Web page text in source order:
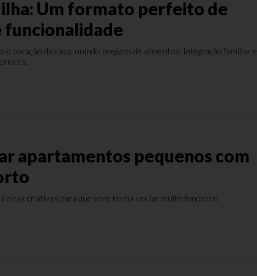
ilha: Um formato perfeito de
funcionalidade
o coração da casa, unindo preparo de alimentos, integração familiar e
apartamentos pequenos com
dicas criativas para que você tenha um lar muito funcional.